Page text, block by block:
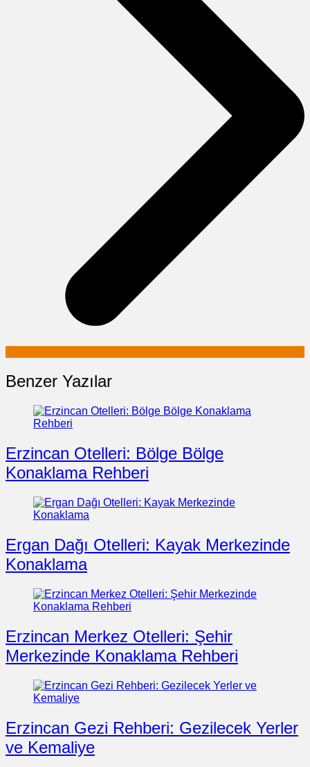
Benzer Yazılar
Erzincan Otelleri: Bölge Bölge
Konaklama Rehberi
Ergan Dağı Otelleri: Kayak Merkezinde
Konaklama
Erzincan Merkez Otelleri: Şehir
Merkezinde Konaklama Rehberi
Erzincan Gezi Rehberi: Gezilecek Yerler
ve Kemaliye